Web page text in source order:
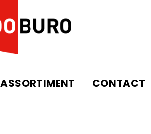
ASSORTIMENT CONTACT